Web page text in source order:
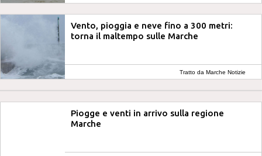
Vento, pioggia e neve fino a 300 metri:
torna il maltempo sulle Marche
Tratto da Marche Notizie
Piogge e venti in arrivo sulla regione
Marche